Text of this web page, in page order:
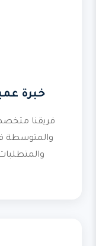
خبرة
فريقنا متخصص
والمتوسطة